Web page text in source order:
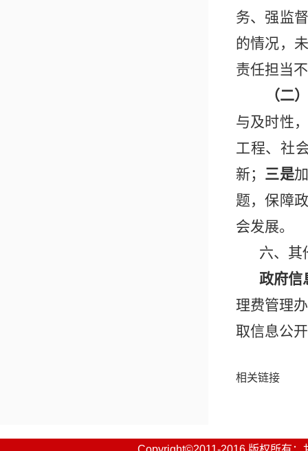
务、强监
的情况，
责任担当
（二
与及时性
工程、社
新； 三是
题，保障
会发展。
六、其
政府信
理费管理
取信息公
相关链接